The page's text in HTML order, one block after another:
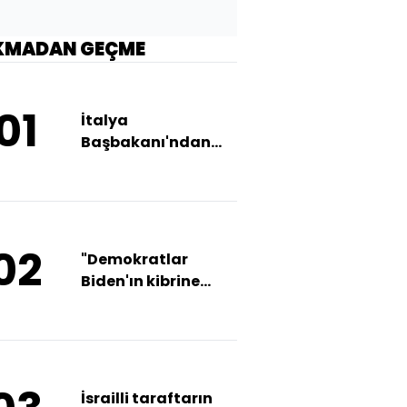
GEÇME
İtalya
Başbakanı'ndan
"Demokratlar
Biden'ın kibrine
İsrailli taraftarın